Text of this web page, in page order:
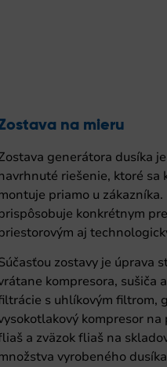
na mieru
generátora dusíka
riešenie, ktoré sa
priamo u zákazníka.
konkrétnym
aj
zostavy je úprava
kompresora, sušiča
s uhlíkovým filtrom,
kompresor
a zväzok fliaš na
vyrobeného